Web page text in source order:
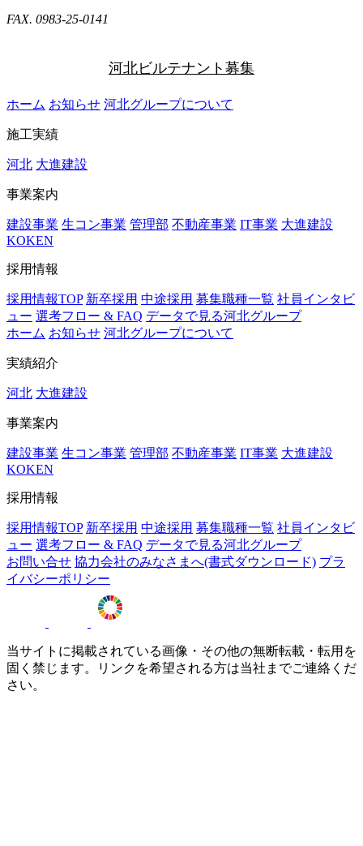
FAX. 0983-25-0141
河北ビルテナント募集
ホーム お知らせ 河北グループについて
施工実績
河北 大進建設
事業案内
建設事業 生コン事業 管理部 不動産事業 IT事業 大進建設
KOKEN
採用情報
採用情報TOP 新卒採用 中途採用 募集職種一覧 社員インタビ
ュー 選考フロー & FAQ データで見る河北グループ
ホーム お知らせ 河北グループについて
実績紹介
河北 大進建設
事業案内
建設事業 生コン事業 管理部 不動産事業 IT事業 大進建設
KOKEN
採用情報
採用情報TOP 新卒採用 中途採用 募集職種一覧 社員インタビ
ュー 選考フロー & FAQ データで見る河北グループ
お問い合せ 協力会社のみなさまへ(書式ダウンロード) プラ
イバシーポリシー
当サイトに掲載されている画像・その他の無断転載・転用を
固く禁じます。リンクを希望される方は当社までご連絡くだ
さい。